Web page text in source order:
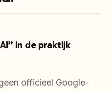
in de praktijk
officieel Google-